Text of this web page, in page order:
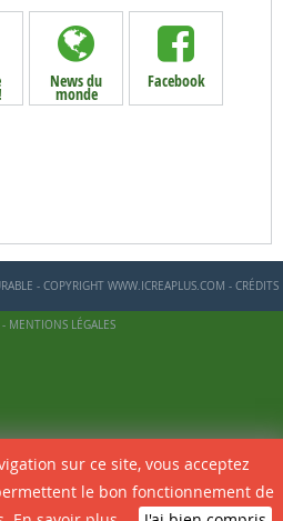
News du
monde
Facebook
- COPYRIGHT WWW.ICREAPLUS.COM - CRÉDITS
- MENTIONS LÉGALES
sur ce site, vous acceptez
le bon fonctionnement de